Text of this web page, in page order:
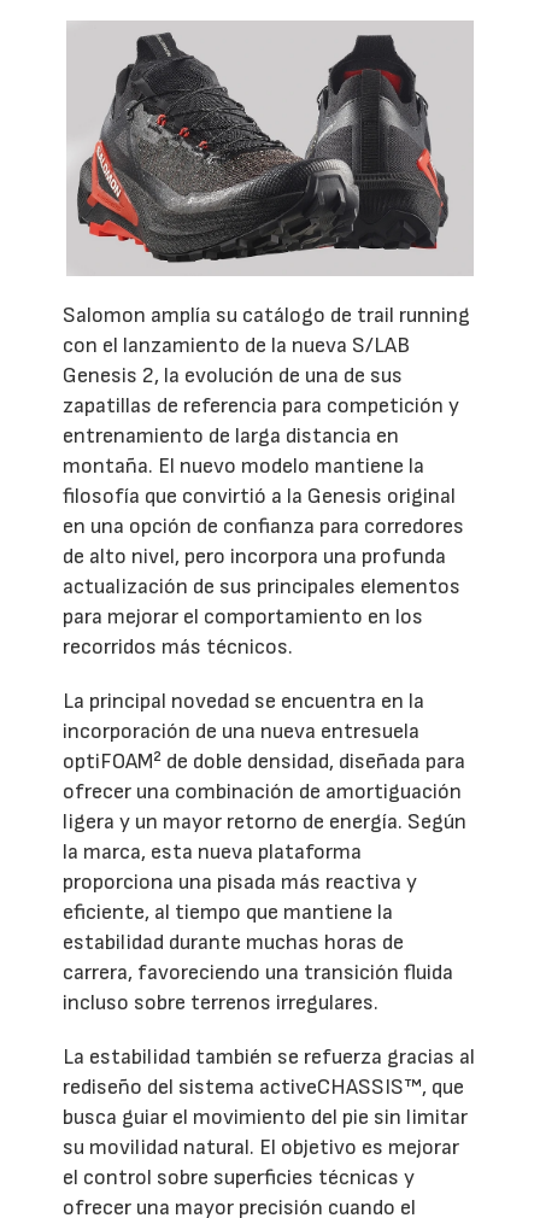
Salomon amplía su catálogo de trail running
con el lanzamiento de la nueva S/LAB
Genesis 2, la evolución de una de sus
zapatillas de referencia para competición y
entrenamiento de larga distancia en
montaña. El nuevo modelo mantiene la
filosofía que convirtió a la Genesis original
en una opción de confianza para corredores
de alto nivel, pero incorpora una profunda
actualización de sus principales elementos
para mejorar el comportamiento en los
recorridos más técnicos.
La principal novedad se encuentra en la
incorporación de una nueva entresuela
optiFOAM² de doble densidad, diseñada para
ofrecer una combinación de amortiguación
ligera y un mayor retorno de energía. Según
la marca, esta nueva plataforma
proporciona una pisada más reactiva y
eficiente, al tiempo que mantiene la
estabilidad durante muchas horas de
carrera, favoreciendo una transición fluida
incluso sobre terrenos irregulares.
La estabilidad también se refuerza gracias al
rediseño del sistema activeCHASSIS™, que
busca guiar el movimiento del pie sin limitar
su movilidad natural. El objetivo es mejorar
el control sobre superficies técnicas y
ofrecer una mayor precisión cuando el